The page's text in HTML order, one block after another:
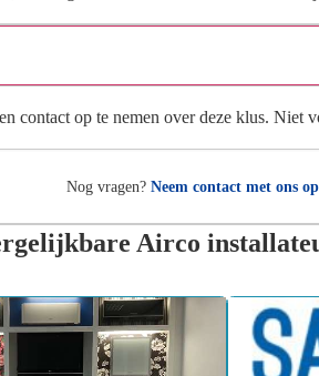
contact op te nemen over deze klus. Niet
Nog vragen? Neem contact met ons
Airco